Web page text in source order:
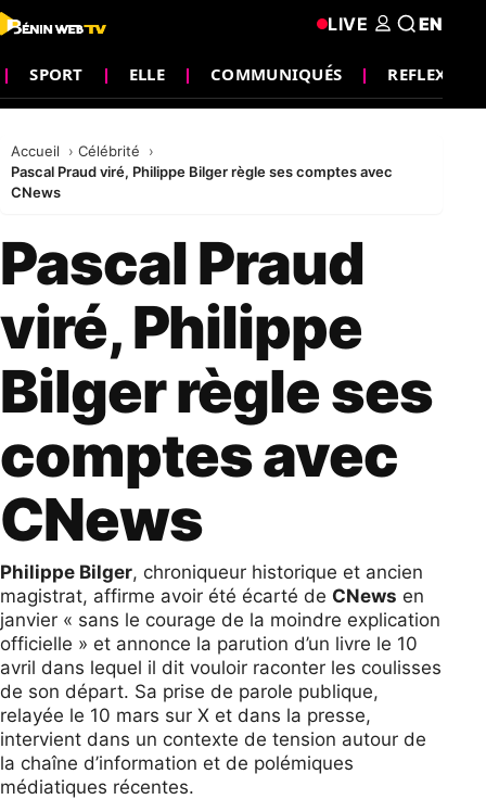
SPORT ELLE COMMUNIQUÉS REFLEXION
LIVE EN
Accueil
Célébrité
Pascal Praud viré, Philippe Bilger règle ses comptes avec
CNews
Pascal Praud
viré, Philippe
Bilger règle ses
comptes avec
CNews
Philippe Bilger, chroniqueur historique et ancien
magistrat, affirme avoir été écarté de CNews en
janvier « sans le courage de la moindre explication
officielle » et annonce la parution d’un livre le 10
avril dans lequel il dit vouloir raconter les coulisses
de son départ. Sa prise de parole publique,
relayée le 10 mars sur X et dans la presse,
intervient dans un contexte de tension autour de
la chaîne d’information et de polémiques
médiatiques récentes.